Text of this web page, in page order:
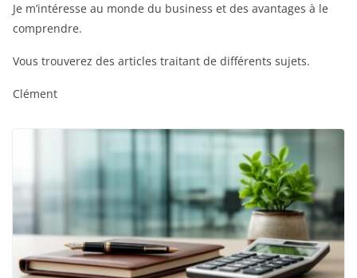
Je m’intéresse au monde du business et des avantages à le
comprendre.
Vous trouverez des articles traitant de différents sujets.
Clément